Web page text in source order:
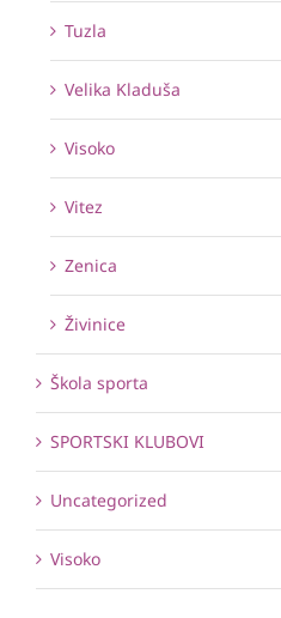
Tuzla
Velika Kladuša
Visoko
Vitez
Zenica
Živinice
Škola sporta
SPORTSKI KLUBOVI
Uncategorized
Visoko